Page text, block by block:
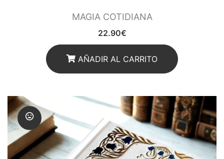
MAGIA COTIDIANA
22.90€
AÑADIR AL CARRITO